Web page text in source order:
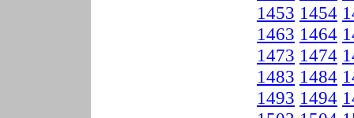
1453 1454
1463 1464
1473 1474
1483 1484
1493 1494